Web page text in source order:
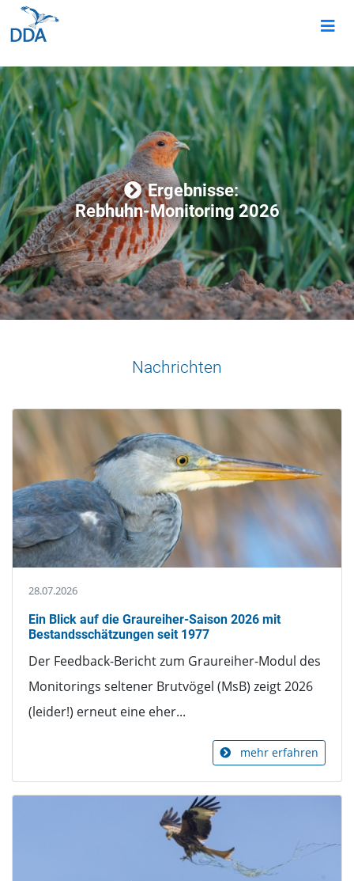
Ergebnisse:
Rebhuhn-Monitoring 2026
Nachrichten
28.07.2026
Ein Blick auf die Graureiher-Saison 2026 mit
Bestandsschätzungen seit 1977
Der Feedback-Bericht zum Graureiher-Modul des
Monitorings seltener Brutvögel (MsB) zeigt 2026
(leider!) erneut eine eher...
mehr erfahren